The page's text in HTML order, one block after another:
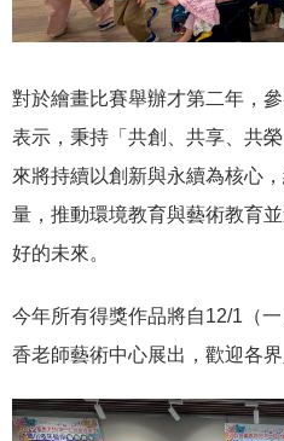
對於繪畫比賽舉辦才第二年，
表示，秉持「共創、共享、共
來將持續以創新與永續為核心
量，推動環境教育與藝術教育
好的未來。
今年所有得獎作品將自12/1（
香老師藝術中心展出，歡迎各界